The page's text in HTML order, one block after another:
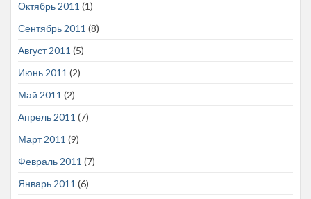
Октябрь 2011 (1)
Сентябрь 2011 (8)
Август 2011 (5)
Июнь 2011 (2)
Май 2011 (2)
Апрель 2011 (7)
Март 2011 (9)
Февраль 2011 (7)
Январь 2011 (6)